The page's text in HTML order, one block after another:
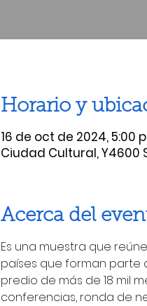
Horario y
16 de oct de 2024, 5:00
Ciudad Cultural, Y4600
Acerca del
Es una muestra que
países que forman parte
predio de más de 18 mil
conferencias, ronda de